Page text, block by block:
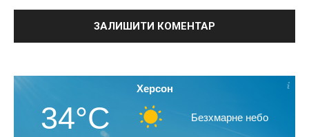
Херсон
34°C Безхмарне небо